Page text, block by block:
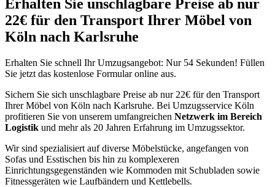
Erhalten Sie unschlagbare Preise ab nur
22€ für den Transport Ihrer Möbel von
Köln nach Karlsruhe
Erhalten Sie schnell Ihr Umzugsangebot: Nur 54 Sekunden! Füllen
Sie jetzt das kostenlose Formular online aus.
Sichern Sie sich unschlagbare Preise ab nur 22€ für den Transport
Ihrer Möbel von Köln nach Karlsruhe. Bei Umzugsservice Köln
profitieren Sie von unserem umfangreichen Netzwerk im Bereich
Logistik und mehr als 20 Jahren Erfahrung im Umzugssektor.
Wir sind spezialisiert auf diverse Möbelstücke, angefangen von
Sofas und Esstischen bis hin zu komplexeren
Einrichtungsgegenständen wie Kommoden mit Schubladen sowie
Fitnessgeräten wie Laufbändern und Kettlebells.